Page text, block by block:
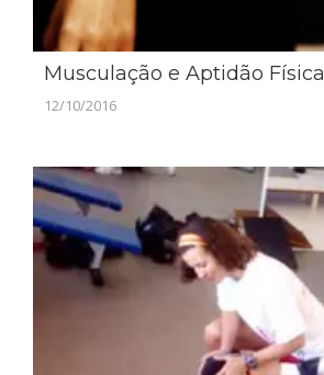
Musculação e Aptidão Física
12/10/2016